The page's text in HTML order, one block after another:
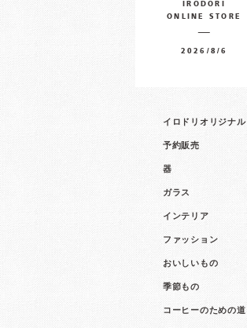
IRODORI
ONLINE STORE
2026/8/6
イロドリオリジナル
予約販売
器
ガラス
インテリア
ファッション
おいしいもの
季節もの
コーヒーのための道